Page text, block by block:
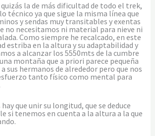
la de más dificultad de todo el trek,
técnico ya que sigue la misma línea que
y sendas muy transitables y exentas
no necesitamos ni material para nieve ni
Como siempre he recalcado, en este
estriba en la altura y su adaptabilidad y
a alcanzar los 5550mts de la cumbre
montaña que a priori parece pequeña
sus hermanos de alrededor pero que nos
tanto físico como mental para
que unir su longitud, que se deduce
si tenemos en cuenta a la altura a la que